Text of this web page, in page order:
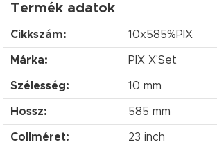
Termék adatok
Cikkszám: 10x585%PIX
Márka: PIX X'Set
Szélesség: 10 mm
Hossz: 585 mm
Collméret: 23 inch